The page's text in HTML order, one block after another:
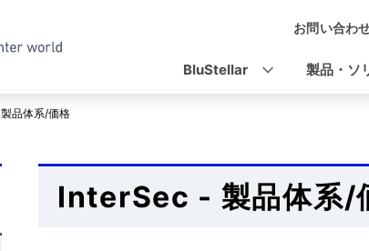
ゲ
シ
ョ
お問い合わ
BluStellar 製品・ソ
製品体系/価格
InterSec - 製品体系/